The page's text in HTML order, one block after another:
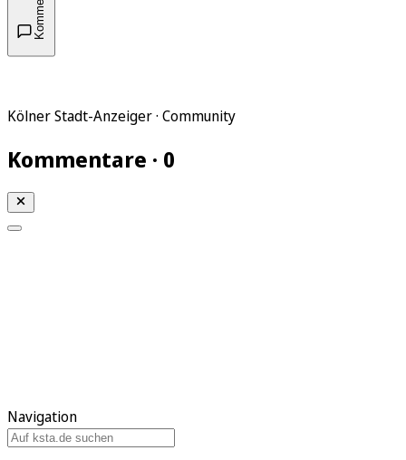
Kölner Stadt-Anzeiger · Community
Kommentare · 0
Navigation